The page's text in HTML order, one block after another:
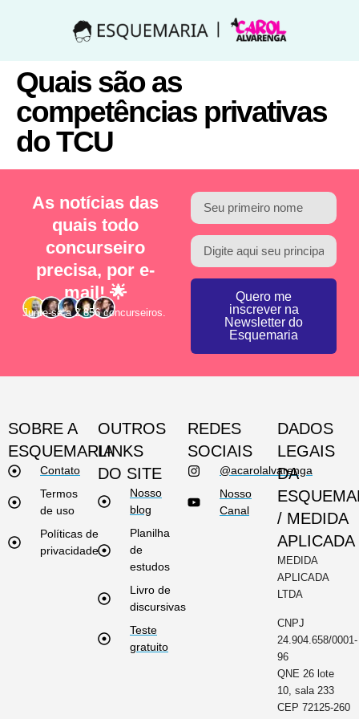
Quais são as
competências privativas
do TCU
As notícias das
quais todo
concurseiro
precisa, por e-
mail! 🌟
Junte-se a 2.856 concurseiros.
Quero me
inscrever na
Newsletter do
Esquemaria
SOBRE A
ESQUEMARIA
Contato
Termos
de uso
Políticas de
privacidade
OUTROS
LINKS
DO SITE
Nosso
blog
Planilha
de
estudos
Livro de
discursivas
Teste
gratuito
REDES
SOCIAIS
@acarolalvarenga
Nosso
Canal
DADOS
LEGAIS
DA
/ MEDIDA
APLICADA
MEDIDA
APLICADA
LTDA
CNPJ
24.904.658/0001-
96
QNE 26 lote
10, sala 233
CEP 72125-260